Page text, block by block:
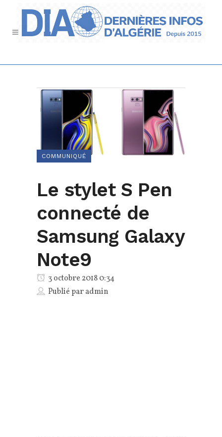
COMMUNIQUÉ
Le stylet S Pen
connecté de
Samsung Galaxy
Note9
3 octobre 2018 0:34
Publié paradmin